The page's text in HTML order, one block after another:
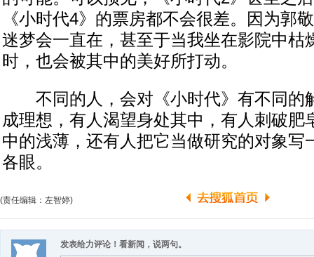
《小时代4》的票房都不会很差。因为郭
迷梦会一直在，甚至于当我坐在影院中枯
时，也会被其中的美好所打动。
不同的人，会对《小时代》有不同的
成理想，有人渴望身处其中，有人刺破肥
中的浅薄，还有人把它当做研究的对象写
各眼。
(责任编辑：左智婷)
发表给力评论！看新闻，说两句。